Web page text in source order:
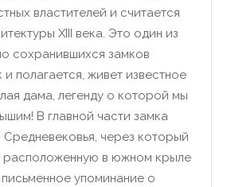
властителей и считается
XIII века. Это один из
сохранившихся замков
и полагается, живет известное
дама, легенду о которой мы
В главной части замка
Средневековья, через который
расположенную в южном крыле
упоминание о